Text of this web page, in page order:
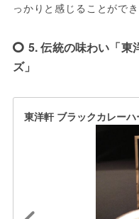
っかりと感じることがで
5. 伝統の味わい「東
ズ」
東洋軒 ブラックカレー